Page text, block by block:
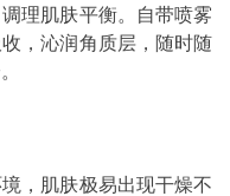
理肌肤平衡。自带喷雾
，沁润角质层，随时随
，肌肤极易出现干燥不